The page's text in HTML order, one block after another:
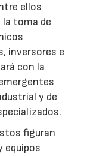
ellos
toma de
inversores e
con la
y de
figuran
equipos